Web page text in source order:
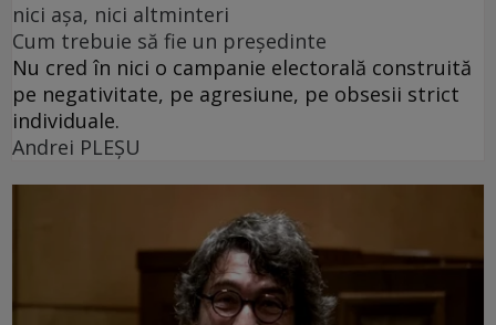
nici așa, nici altminteri
Cum trebuie să fie un președinte
Nu cred în nici o campanie electorală construită
pe negativitate, pe agresiune, pe obsesii strict
individuale.
Andrei PLEŞU